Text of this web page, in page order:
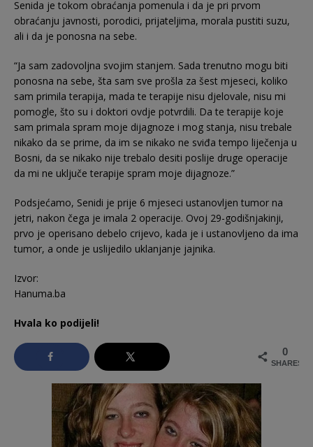
Senida je tokom obraćanja pomenula i da je pri prvom
obraćanju javnosti, porodici, prijateljima, morala pustiti suzu,
ali i da je ponosna na sebe.
“Ja sam zadovoljna svojim stanjem. Sada trenutno mogu biti
ponosna na sebe, šta sam sve prošla za šest mjeseci, koliko
sam primila terapija, mada te terapije nisu djelovale, nisu mi
pomogle, što su i doktori ovdje potvrdili. Da te terapije koje
sam primala spram moje dijagnoze i mog stanja, nisu trebale
nikako da se prime, da im se nikako ne sviđa tempo liječenja u
Bosni, da se nikako nije trebalo desiti poslije druge operacije
da mi ne uključe terapije spram moje dijagnoze.”
Podsjećamo, Senidi je prije 6 mjeseci ustanovljen tumor na
jetri, nakon čega je imala 2 operacije. Ovoj 29-godišnjakinji,
prvo je operisano debelo crijevo, kada je i ustanovljeno da ima
tumor, a onde je uslijedilo uklanjanje jajnika.
Izvor:
Hanuma.ba
Hvala ko podijeli!
0
SHARES